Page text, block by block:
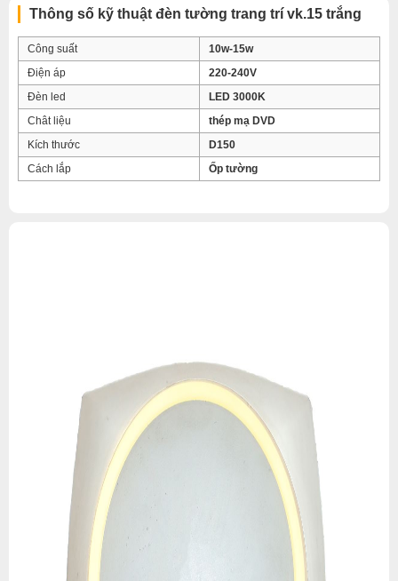
Thông số kỹ thuật đèn tường trang trí vk.15 trắng
Công suất
10w-15w
Điện áp
220-240V
Đèn led
LED 3000K
Chât liệu
thép mạ DVD
Kích thước
D150
Cách lắp
Ốp tường